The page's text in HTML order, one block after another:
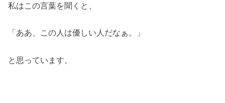
私はこの言葉を聞くと、
「ああ、この人は優しい人だなぁ。」
と思っています。